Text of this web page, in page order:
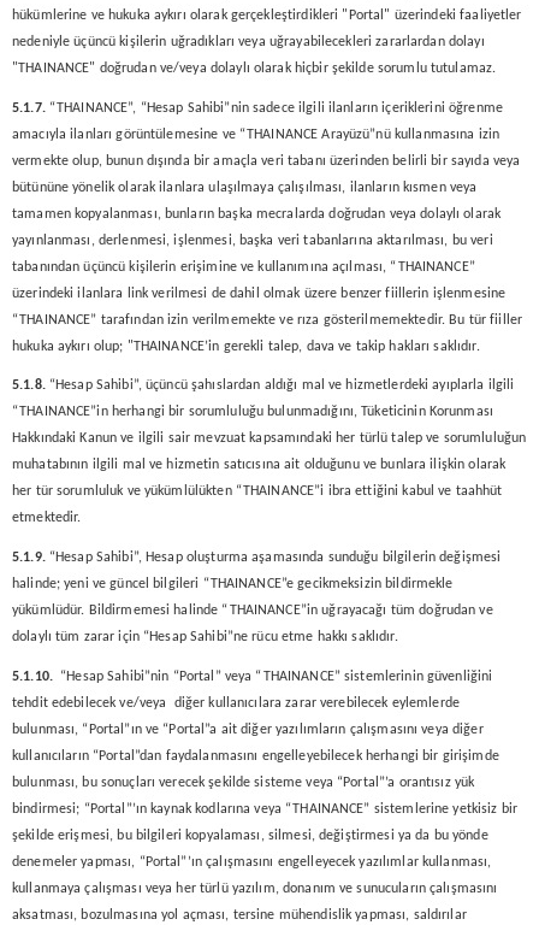
hükümlerine ve hukuka aykırı olarak gerçekleştirdikleri "Portal" üzerindeki faaliyetler
nedeniyle üçüncü kişilerin uğradıkları veya uğrayabilecekleri zararlardan dolayı
"THAINANCE" doğrudan ve/veya dolaylı olarak hiçbir şekilde sorumlu tutulamaz.
5.1.7. “THAINANCE”, “Hesap Sahibi”nin sadece ilgili ilanların içeriklerini öğrenme
amacıyla ilanları görüntülemesine ve “THAINANCE Arayüzü”nü kullanmasına izin
vermekte olup, bunun dışında bir amaçla veri tabanı üzerinden belirli bir sayıda veya
bütününe yönelik olarak ilanlara ulaşılmaya çalışılması, ilanların kısmen veya
tamamen kopyalanması, bunların başka mecralarda doğrudan veya dolaylı olarak
yayınlanması, derlenmesi, işlenmesi, başka veri tabanlarına aktarılması, bu veri
tabanından üçüncü kişilerin erişimine ve kullanımına açılması, “THAINANCE”
üzerindeki ilanlara link verilmesi de dahil olmak üzere benzer fiillerin işlenmesine
“THAINANCE” tarafından izin verilmemekte ve rıza gösterilmemektedir. Bu tür fiiller
hukuka aykırı olup; "THAINANCE’in gerekli talep, dava ve takip hakları saklıdır.
5.1.8.“Hesap Sahibi”, üçüncü şahıslardan aldığı mal ve hizmetlerdeki ayıplarla ilgili
“THAINANCE”in herhangi bir sorumluluğu bulunmadığını, Tüketicinin Korunması
Hakkındaki Kanun ve ilgili sair mevzuat kapsamındaki her türlü talep ve sorumluluğun
muhatabının ilgili mal ve hizmetin satıcısına ait olduğunu ve bunlara ilişkin olarak
her tür sorumluluk ve yükümlülükten “THAINANCE”i ibra ettiğini kabul ve taahhüt
etmektedir.
5.1.9.“Hesap Sahibi”, Hesap oluşturma aşamasında sunduğu bilgilerin değişmesi
halinde; yeni ve güncel bilgileri “THAINANCE”e gecikmeksizin bildirmekle
yükümlüdür. Bildirmemesi halinde “THAINANCE”in uğrayacağı tüm doğrudan ve
dolaylı tüm zarar için “Hesap Sahibi”ne rücu etme hakkı saklıdır.
5.1.10.“Hesap Sahibi”nin “Portal” veya “THAINANCE” sistemlerinin güvenliğini
tehdit edebilecek ve/veya diğer kullanıcılara zarar verebilecek eylemlerde
bulunması, “Portal”ın ve “Portal”a ait diğer yazılımların çalışmasını veya diğer
kullanıcıların “Portal”dan faydalanmasını engelleyebilecek herhangi bir girişimde
bulunması, bu sonuçları verecek şekilde sisteme veya “Portal”’a orantısız yük
bindirmesi; “Portal”’ın kaynak kodlarına veya “THAINANCE” sistemlerine yetkisiz bir
şekilde erişmesi, bu bilgileri kopyalaması, silmesi, değiştirmesi ya da bu yönde
denemeler yapması, “Portal”’ın çalışmasını engelleyecek yazılımlar kullanması,
kullanmaya çalışması veya her türlü yazılım, donanım ve sunucuların çalışmasını
aksatması, bozulmasına yol açması, tersine mühendislik yapması, saldırılar